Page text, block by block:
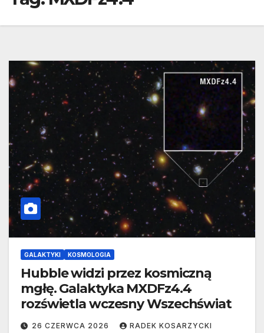
GALAKTYKI KOSMOLOGIA
Hubble widzi przez kosmiczną
mgłę. Galaktyka MXDFz4.4
rozświetla wczesny Wszechświat
26 CZERWCA 2026 RADEK KOSARZYCKI